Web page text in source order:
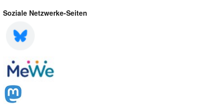
Soziale Netzwerke-Seiten